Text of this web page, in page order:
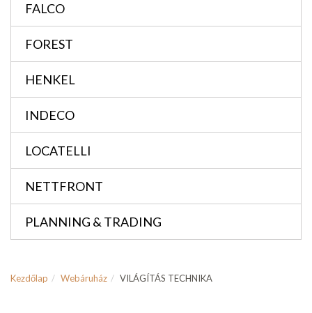
FALCO
FOREST
HENKEL
INDECO
LOCATELLI
NETTFRONT
PLANNING & TRADING
Kezdőlap Webáruház VILÁGÍTÁS TECHNIKA